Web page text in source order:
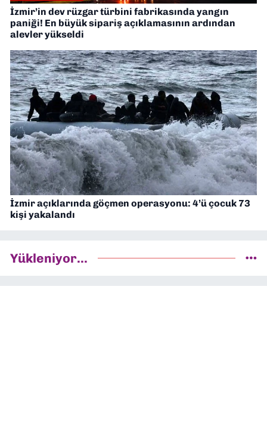
İzmir’in dev rüzgar türbini fabrikasında yangın
paniği! En büyük sipariş açıklamasının ardından
alevler yükseldi
İzmir açıklarında göçmen operasyonu: 4’ü çocuk 73
kişi yakalandı
Yükleniyor...